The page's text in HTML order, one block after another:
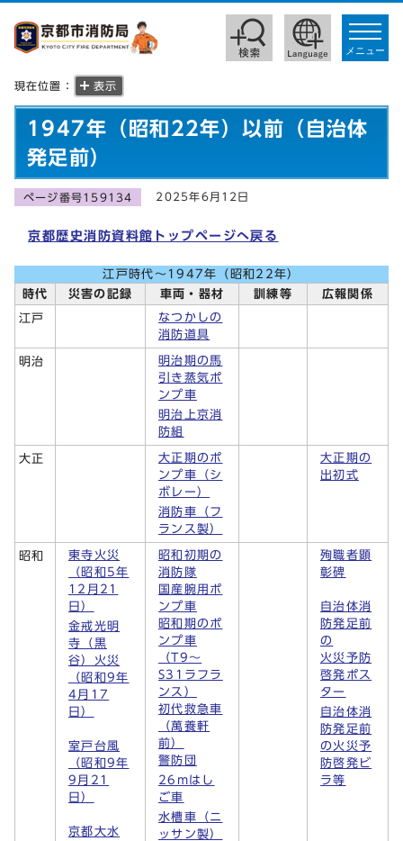
toggle
メニュー
現在位置： 表示
1947年（昭和22年）以前（自治体
発足前）
ページ番号159134 2025年6月12日
京都歴史消防資料館トップページへ戻る
江戸時代～1947年（昭和22年）
時代
災害の記録 車両・器材 訓練等 広報関係
江戸
なつかしの
消防道具
明治
明治期の馬
引き蒸気ポ
ンプ車
明治上京消
防組
大正
大正期のポ
ンプ車（シ
ボレー）
消防車（フ
ランス製）
大正期の
出初式
昭和
東寺火災
（昭和5年
12月21
日）
金戒光明
寺（黒
谷）火災
（昭和9年
4月17
日）
室戸台風
（昭和9年
9月21
日）
京都大水
昭和初期の
消防隊
国産腕用ポ
ンプ車
昭和期のポ
ンプ車
（T9～
S31ラフラ
ンス）
初代救急車
（萬養軒
前）
警防団
26mはし
ご車
水槽車（ニ
ッサン製）
殉職者顕
彰碑
自治体消
防発足前
の
火災予防
啓発ポス
ター
自治体消
防発足前
の火災予
防啓発ビ
ラ等